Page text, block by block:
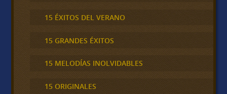
15 ÉXITOS DEL VERANO
15 GRANDES ÉXITOS
15 MELODÍAS INOLVIDABLES
15 ORIGINALES